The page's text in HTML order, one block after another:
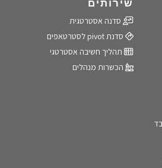
שירותים
סדנה אסטרטגית
סדנת pivot לסטרטאפים
תהליך חשיבה אסטרטגי
הכשרות מנהלים